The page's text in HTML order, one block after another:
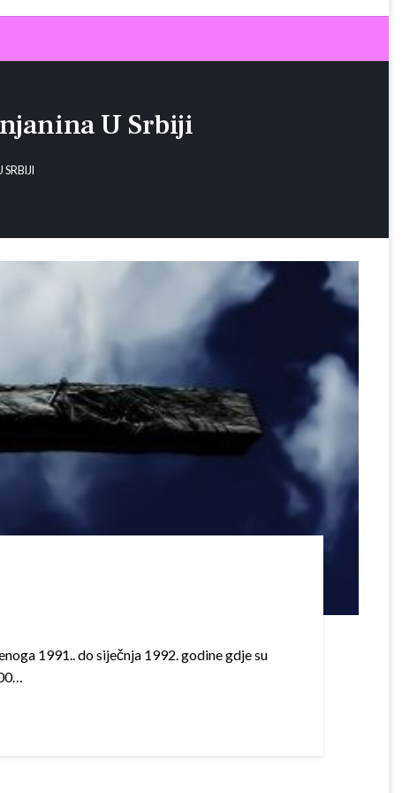
U Srbiji
1991.. do siječnja 1992. godine gdje su